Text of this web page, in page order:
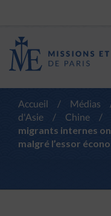
Accueil / Médias
d'Asie
/ Chine /
migrants internes
malgré l’essor